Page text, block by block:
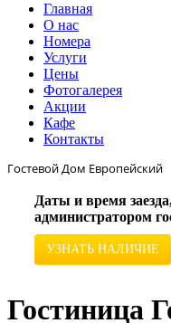
Главная
O нас
Номера
Услуги
Цены
Фотогалерея
Акции
Кафе
Контакты
Гостевой Дом Европейский
Даты и время
администратором
УЗНАТЬ НАЛИЧИЕ
Гостиница